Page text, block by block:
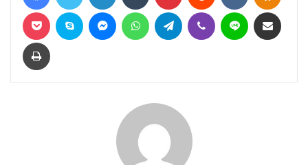
Pocket Skype MessengerWhatsAppTelegram Viber Line
Yazdır